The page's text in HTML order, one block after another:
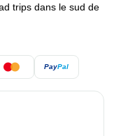
trips dans le sud de
PayPal